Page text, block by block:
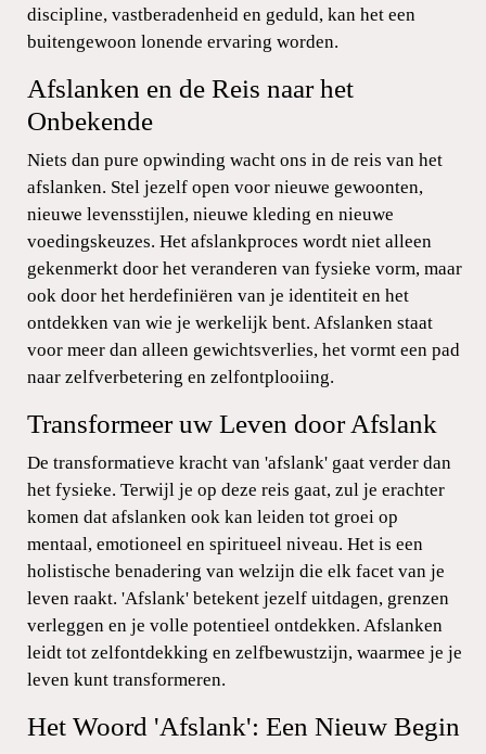
discipline, vastberadenheid en geduld, kan het een
buitengewoon lonende ervaring worden.
Afslanken en de Reis naar het
Onbekende
Niets dan pure opwinding wacht ons in de reis van het
afslanken. Stel jezelf open voor nieuwe gewoonten,
nieuwe levensstijlen, nieuwe kleding en nieuwe
voedingskeuzes. Het afslankproces wordt niet alleen
gekenmerkt door het veranderen van fysieke vorm, maar
ook door het herdefiniëren van je identiteit en het
ontdekken van wie je werkelijk bent. Afslanken staat
voor meer dan alleen gewichtsverlies, het vormt een pad
naar zelfverbetering en zelfontplooiing.
Transformeer uw Leven door Afslank
De transformatieve kracht van 'afslank' gaat verder dan
het fysieke. Terwijl je op deze reis gaat, zul je erachter
komen dat afslanken ook kan leiden tot groei op
mentaal, emotioneel en spiritueel niveau. Het is een
holistische benadering van welzijn die elk facet van je
leven raakt. 'Afslank' betekent jezelf uitdagen, grenzen
verleggen en je volle potentieel ontdekken. Afslanken
leidt tot zelfontdekking en zelfbewustzijn, waarmee je je
leven kunt transformeren.
Het Woord 'Afslank': Een Nieuw Begin